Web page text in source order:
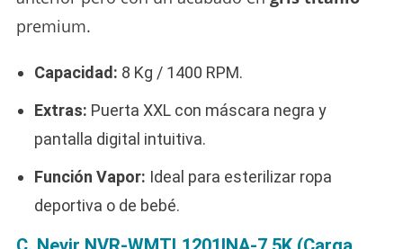
premium.
Capacidad: 8 Kg / 1400 RPM.
Extras: Puerta XXL con máscara negra y
pantalla digital intuitiva.
Función Vapor: Ideal para esterilizar ropa
deportiva o de bebé.